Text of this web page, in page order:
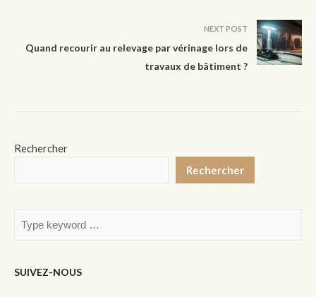
NEXT POST
Quand recourir au relevage par vérinage lors de
travaux de bâtiment ?
Rechercher
Rechercher
SUIVEZ-NOUS